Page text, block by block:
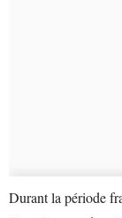
Durant la période